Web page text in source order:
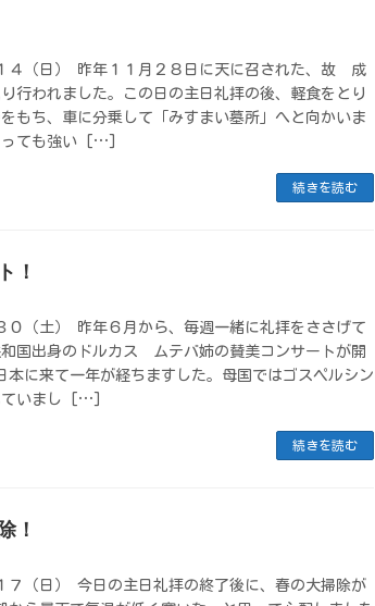
４（日） 昨年１１月２８日に天に召された、故 成
行われました。この日の主日礼拝の後、軽食をとり
もち、車に分乗して「みすまい墓所」へと向かいま
っても強い […]
続きを読む
！
０（土） 昨年６月から、毎週一緒に礼拝をささげて
国出身のドルカス ムテバ姉の賛美コンサートが開
本に来て一年が経ちますした。母国ではゴスペルシン
ていまし […]
続きを読む
！
７（日） 今日の主日礼拝の終了後に、春の大掃除が